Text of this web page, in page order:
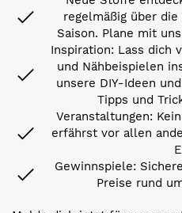
regelmäßig über
Saison. Plane mit
Inspiration: Lass dich
und Nähbeispielen
unsere DIY-Ideen
Tipps und
Veranstaltungen:
erfährst vor allen
Gewinnspiele:
Preise rund